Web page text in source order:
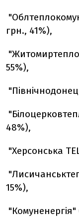
грн., 41%),
55%),
48%),
"Херсонська
15%),